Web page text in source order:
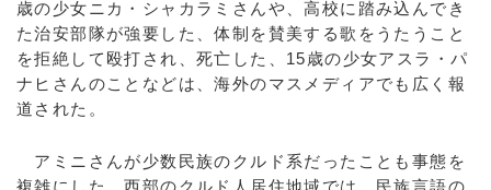
歳の少女ニカ・シャカラミさんや、高校に踏み込んでき
た治安部隊が強要した、体制を賛美する歌をうたうこと
を拒絶して殴打され、死亡した、15歳の少女アスラ・パ
ナヒさんのことなどは、海外のマスメディアでも広く報
道された。
アミニさんが少数民族のクルド系だったことも事態を
複雑にした。西部のクルド人居住地域では、民族言語の